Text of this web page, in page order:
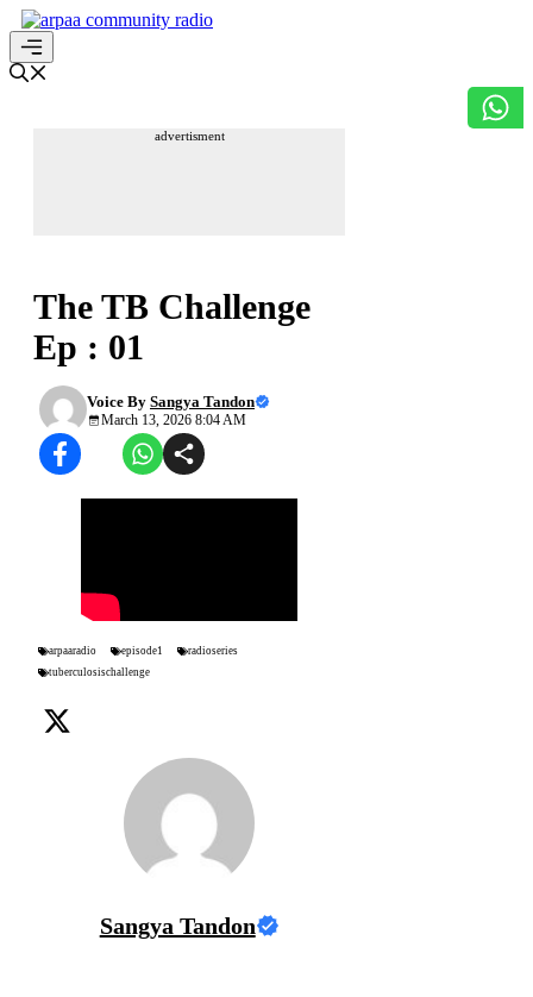
Skip
to
content
Menu
advertisment
The TB Challenge
Ep : 01
Voice By Sangya Tandon
March 13, 2026 8:04 AM
arpaaradio episode1
radioseries
tuberculosischallenge
Sangya Tandon